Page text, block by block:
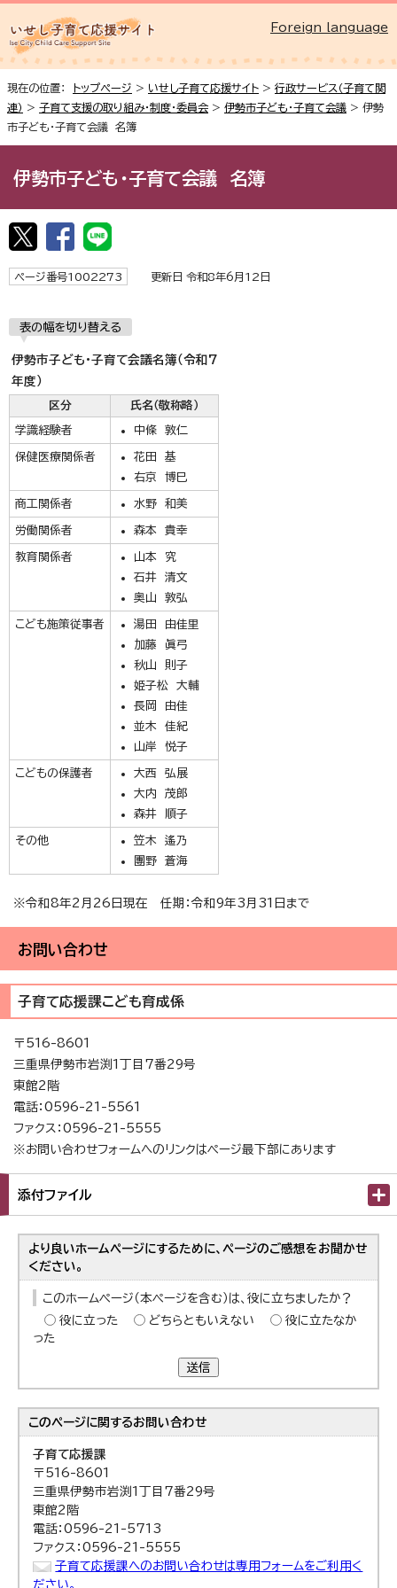
Foreign language
現在の位置： トップページ > いせし子育て応援サイト > 行政サービス（子育て関
連） > 子育て支援の取り組み・制度・委員会 > 伊勢市子ども・子育て会議 > 伊勢
市子ども・子育て会議 名簿
伊勢市子ども・子育て会議 名簿
ページ番号1002273 更新日 令和8年6月12日
表の幅を切り替える
伊勢市子ども・子育て会議名簿（令和7
年度）
区分 氏名（敬称略）
学識経験者 中條 敦仁
保健医療関係者
花田 基
右京 博巳
商工関係者 水野 和美
労働関係者 森本 貴幸
教育関係者
山本 究
石井 清文
奥山 敦弘
こども施策従事者
湯田 由佳里
加藤 眞弓
秋山 則子
姫子松 大輔
長岡 由佳
並木 佳紀
山岸 悦子
こどもの保護者
大西 弘展
大内 茂郎
森井 順子
その他
笠木 遙乃
團野 蒼海
※令和8年2月26日現在 任期：令和9年3月31日まで
お問い合わせ
子育て応援課こども育成係
〒516-8601
三重県伊勢市岩渕1丁目7番29号
東館2階
電話：0596-21-5561
ファクス：0596-21-5555
※お問い合わせフォームへのリンクはページ最下部にあります
添付ファイル
より良いホームページにするために、ページのご感想をお聞かせ
ください。
このホームページ（本ページを含む）は、役に立ちましたか？
役に立った
どちらともいえない
役に立たなか
った
送信
このページに関するお問い合わせ
子育て応援課
〒516-8601
三重県伊勢市岩渕1丁目7番29号
東館2階
電話：0596-21-5713
ファクス：0596-21-5555
子育て応援課へのお問い合わせは専用フォームをご利用く
ださい。